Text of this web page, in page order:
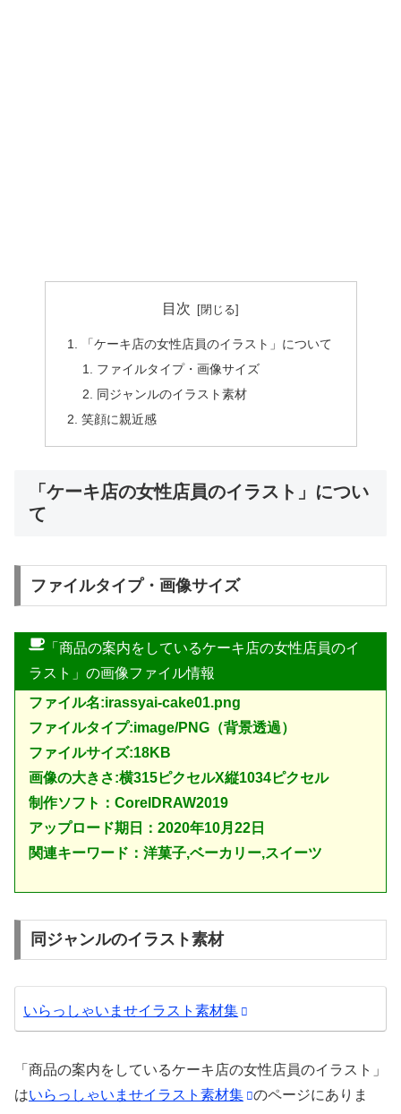
目次
「ケーキ店の女性店員のイラスト」について
ファイルタイプ・画像サイズ
同ジャンルのイラスト素材
笑顔に親近感
「ケーキ店の女性店員のイラスト」につい
て
ファイルタイプ・画像サイズ
「商品の案内をしているケーキ店の女性店員のイ
ラスト」の画像ファイル情報
ファイル名:irassyai-cake01.png
ファイルタイプ:image/PNG（背景透過）
ファイルサイズ:18KB
画像の大きさ:横315ピクセルX縦1034ピクセル
制作ソフト： CorelDRAW2019
アップロード期日：2020年10月22日
関連キーワード：洋菓子,ベーカリー,スイーツ
同ジャンルのイラスト素材
いらっしゃいませイラスト素材集
「商品の案内をしているケーキ店の女性店員のイラスト」
はいらっしゃいませイラスト素材集
のページにありま